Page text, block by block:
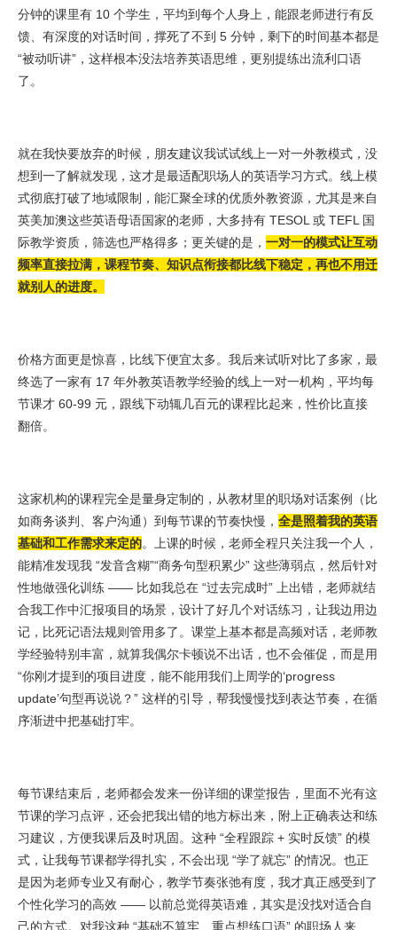
分钟的课里有 10 个学生，平均到每个人身上，能跟老师进行有反
馈、有深度的对话时间，撑死了不到 5 分钟，剩下的时间基本都是
“被动听讲”，这样根本没法培养英语思维，更别提练出流利口语
了。
就在我快要放弃的时候，朋友建议我试试线上一对一外教模式，没
想到一了解就发现，这才是最适配职场人的英语学习方式。线上模
式彻底打破了地域限制，能汇聚全球的优质外教资源，尤其是来自
英美加澳这些英语母语国家的老师，大多持有 TESOL 或 TEFL 国
际教学资质，筛选也严格得多；更关键的是， 一对一的模式让互动
频率直接拉满，课程节奏、知识点衔接都比线下稳定，再也不用迁
就别人的进度。
价格方面更是惊喜，比线下便宜太多。我后来试听对比了多家，最
终选了一家有 17 年外教英语教学经验的线上一对一机构，平均每
节课才 60-99 元，跟线下动辄几百元的课程比起来，性价比直接
翻倍。
这家机构的课程完全是量身定制的，从教材里的职场对话案例（比
如商务谈判、客户沟通）到每节课的节奏快慢， 全是照着我的英语
基础和工作需求来定的。上课的时候，老师全程只关注我一个人，
能精准发现我 “发音含糊”“商务句型积累少” 这些薄弱点，然后针对
性地做强化训练 —— 比如我总在 “过去完成时” 上出错，老师就结
合我工作中汇报项目的场景，设计了好几个对话练习，让我边用边
记，比死记语法规则管用多了。课堂上基本都是高频对话，老师教
学经验特别丰富，就算我偶尔卡顿说不出话，也不会催促，而是用
“你刚才提到的项目进度，能不能用我们上周学的‘progress
update’句型再说说？” 这样的引导，帮我慢慢找到表达节奏，在循
序渐进中把基础打牢。
每节课结束后，老师都会发来一份详细的课堂报告，里面不光有这
节课的学习点评，还会把我出错的地方标出来，附上正确表达和练
习建议，方便我课后及时巩固。这种 “全程跟踪 + 实时反馈” 的模
式，让我每节课都学得扎实，不会出现 “学了就忘” 的情况。也正
是因为老师专业又有耐心，教学节奏张弛有度，我才真正感受到了
个性化学习的高效 —— 以前总觉得英语难，其实是没找对适合自
己的方式。对我这种 “基础不算牢、重点想练口语” 的职场人来